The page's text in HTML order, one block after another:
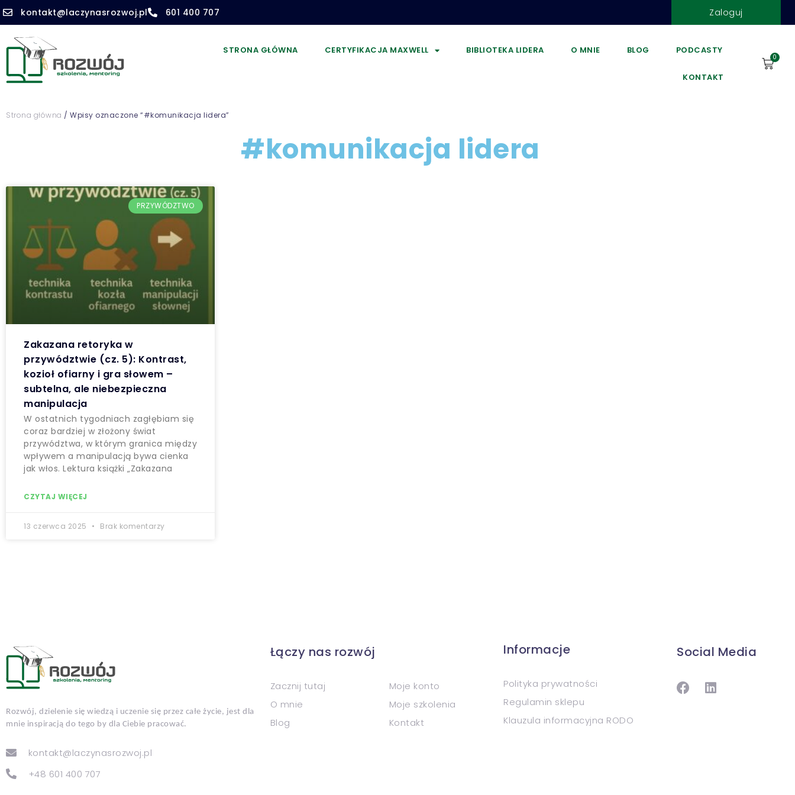
kontakt@laczynasrozwoj.pl 601 400 707 Zaloguj
STRONA GŁÓWNA CERTYFIKACJA MAXWELL BIBLIOTEKA LIDERA O MNIE BLOG PODCASTY
KONTAKT
0
Strona główna / Wpisy oznaczone “#komunikacja lidera”
#komunikacja lidera
PRZYWÓDZTWO
Zakazana retoryka w
przywództwie (cz. 5): Kontrast,
kozioł ofiarny i gra słowem –
subtelna, ale niebezpieczna
manipulacja
W ostatnich tygodniach zagłębiam się
coraz bardziej w złożony świat
przywództwa, w którym granica między
wpływem a manipulacją bywa cienka
jak włos. Lektura książki „Zakazana
CZYTAJ WIĘCEJ
13 czerwca 2025 Brak komentarzy
Rozwój, dzielenie się wiedzą i uczenie się przez całe życie, jest dla
mnie inspiracją do tego by dla Ciebie pracować.
kontakt@laczynasrozwoj.pl
+48 601 400 707
Łączy nas rozwój
Zacznij tutaj
O mnie
Blog
Moje konto
Moje szkolenia
Kontakt
Informacje
Polityka prywatności
Regulamin sklepu
Klauzula informacyjna RODO
Social Media